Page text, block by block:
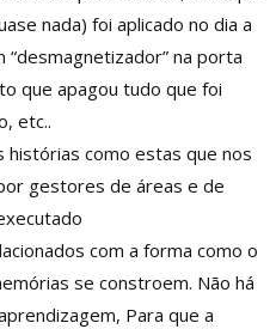
nada) foi aplicado no dia a
“desmagnetizador” na porta
que apagou tudo que foi
etc..
como estas que nos
gestores de áreas e de
com a forma como o
se constroem. Não há
Para que a